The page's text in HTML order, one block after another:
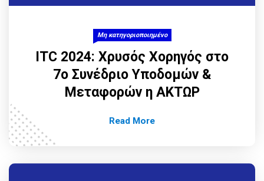
Μη κατηγοριοποιημένο
ITC 2024: Χρυσός Χορηγός στο
7ο Συνέδριο Υποδομών &
Μεταφορών η ΑΚΤΩΡ
Read More